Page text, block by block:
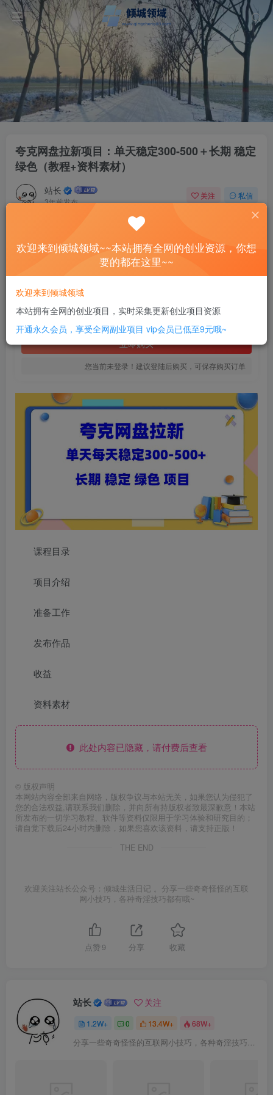
夸克网盘拉新项目：单天稳定300-500＋长期 稳定
绿色（教程+资料素材）
站长
3年前发布
关注 私信
夸克网盘拉新项目：单天稳定300-500＋长期 稳定 绿色（教程+资料素材）
此内容为付费资源，请付费后查看
SVIP全站会员 免费
立即购买
您当前未登录！建议登陆后购买，可保存购买订单
课程目录
项目介绍
准备工作
发布作品
收益
资料素材
此处内容已隐藏，请付费后查看
© 版权声明
本网站内容全部来自网络，版权争议与本站无关，如果您认为侵犯了
您的合法权益,请联系我们删除，并向所有持版权者致最深歉意！本站
所发布的一切学习教程、软件等资料仅限用于学习体验和研究目的；
请自觉下载后24小时内删除，如果您喜欢该资料，请支持正版！
THE END
欢迎关注站长公众号：倾城生活日记 。分享一些奇奇怪怪的互联
网小技巧，各种奇淫技巧都有哦~
点赞 9 分享 收藏
站长 关注
1.2W+ 0 13.4W+ 68W+
分享一些奇奇怪怪的互联网小技巧，各种奇淫技巧都在本站。
欢迎来到倾城领域~~本站拥有全网的创业资源，你想
要的都在这里~~
欢迎来到倾城领域
本站拥有全网的创业项目，实时采集更新创业项目资源
开通永久会员，享受全网副业项目 vip会员已低至9元哦~